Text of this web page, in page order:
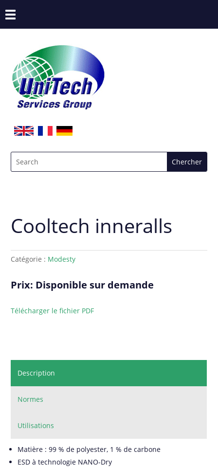
Cooltech inneralls
Catégorie : Modesty
Prix: Disponible sur demande
Télécharger le fichier PDF
Description
Normes
Utilisations
Matière : 99 % de polyester, 1 % de carbone
ESD à technologie NANO-Dry